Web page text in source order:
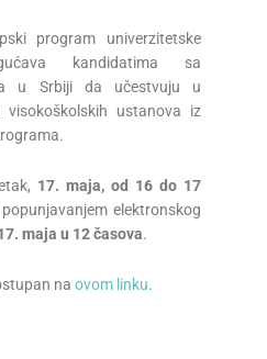
program univerzitetske
kandidatima sa
u Srbiji da učestvuju u
ustanova iz
17. maja, od 16 do 17
elektronskog
7. maja u 12časova.
na ovom linku.